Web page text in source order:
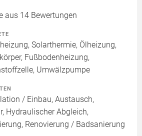
aus 14 Bewertungen
Solarthermie, Ölheizung,
Fußbodenheizung,
Umwälzpumpe
/ Einbau, Austausch,
Hydraulischer Abgleich,
Renovierung / Badsanierung